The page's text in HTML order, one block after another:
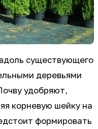
существующего
деревьями
удобряют,
корневую шейку на
формировать